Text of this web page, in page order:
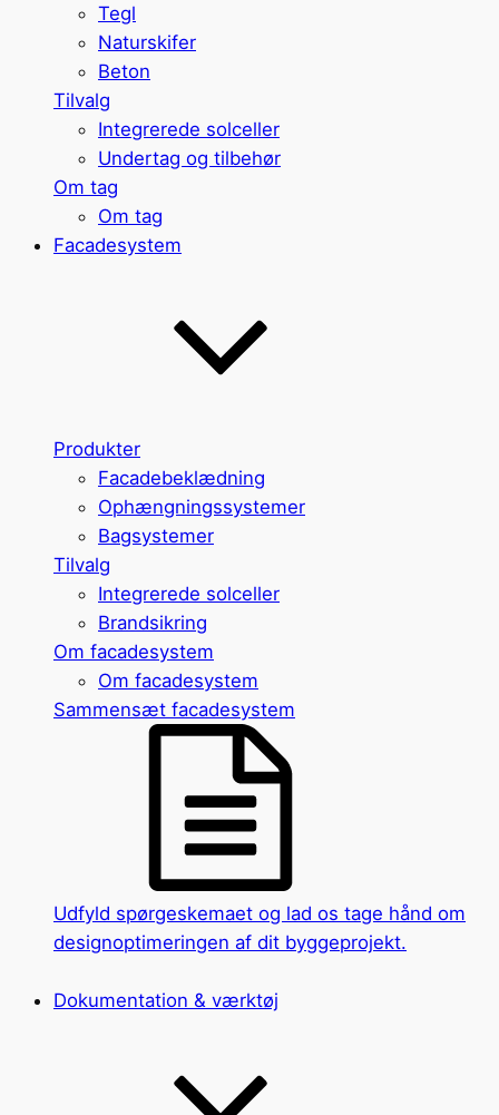
Tegl
Naturskifer
Beton
Tilvalg
Integrerede solceller
Undertag og tilbehør
Om tag
Om tag
Facadesystem
Produkter
Facadebeklædning
Ophængningssystemer
Bagsystemer
Tilvalg
Integrerede solceller
Brandsikring
Om facadesystem
Om facadesystem
Sammensæt facadesystem
Udfyld spørgeskemaet og lad os tage hånd om
designoptimeringen af dit byggeprojekt.
Dokumentation & værktøj